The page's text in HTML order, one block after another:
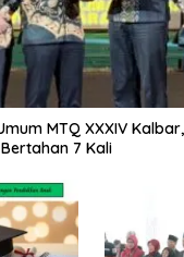
MTQ XXXIV
7 Kali